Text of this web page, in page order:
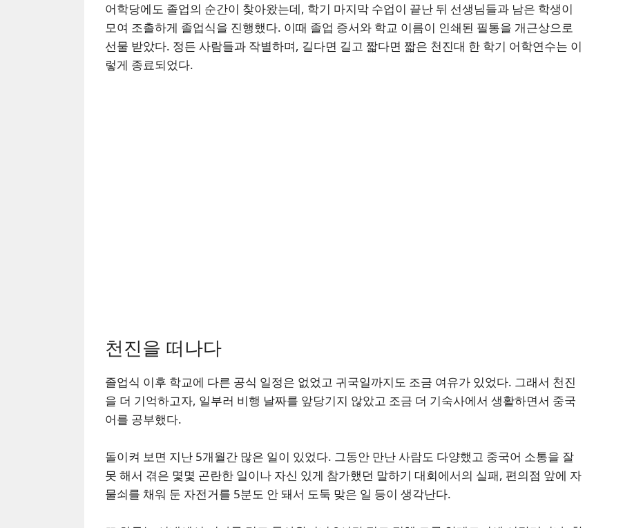
어학당에도 졸업의 순간이 찾아왔는데, 학기 마지막 수업이 끝난 뒤 선생님들과 남은 학생이
모여 조촐하게 졸업식을 진행했다. 이때 졸업 증서와 학교 이름이 인쇄된 필통을 개근상으로
선물 받았다. 정든 사람들과 작별하며, 길다면 길고 짧다면 짧은 천진대 한 학기 어학연수는 이
렇게 종료되었다.
천진을 떠나다
졸업식 이후 학교에 다른 공식 일정은 없었고 귀국일까지도 조금 여유가 있었다. 그래서 천진
을 더 기억하고자, 일부러 비행 날짜를 앞당기지 않았고 조금 더 기숙사에서 생활하면서 중국
어를 공부했다.
돌이켜 보면 지난 5개월간 많은 일이 있었다. 그동안 만난 사람도 다양했고 중국어 소통을 잘
못 해서 겪은 몇몇 곤란한 일이나 자신 있게 참가했던 말하기 대회에서의 실패, 편의점 앞에 자
물쇠를 채워 둔 자전거를 5분도 안 돼서 도둑 맞은 일 등이 생각난다.